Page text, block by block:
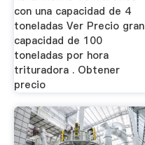
con una capacidad de 4
toneladas Ver Precio gran
capacidad de 100
toneladas por hora
trituradora . Obtener
precio